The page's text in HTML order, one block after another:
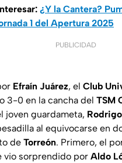
¿Y la Cantera?
1 del Apertura 2025
PUBLICIDAD
Efraín Juárez, el Club
3-0 en la cancha del TSM
joven guardameta,
al equivocarse en
de Torreón. Primero, el
vio sorprendido por Aldo